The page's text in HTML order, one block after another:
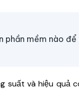
phần mềm nào
suất và hiệu quả